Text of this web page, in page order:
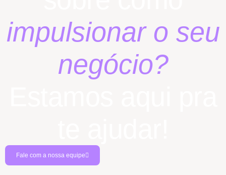
impulsionar o seu
negócio?
Fale com a nossa equipe